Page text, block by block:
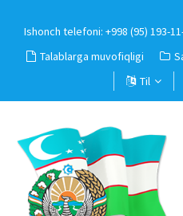
Ishonch telefoni: +998 (95) 193-
Talablarga muvofiqligi
Til